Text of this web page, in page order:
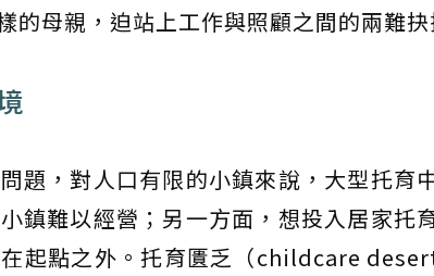
母親，迫站上工作與照顧之間的兩難抉
題，對人口有限的小鎮來說，大型托育
鎮難以經營；另一方面，想投入居家托
起點之外。托育匱乏（childcare